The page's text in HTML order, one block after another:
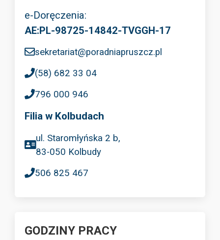
e-Doręczenia:
AE:PL-98725-14842-TVGGH-17
sekretariat@poradniapruszcz.pl
(58) 682 33 04
796 000 946
Filia w Kolbudach
ul. Staromłyńska 2 b,
83-050 Kolbudy
506 825 467
GODZINY PRACY